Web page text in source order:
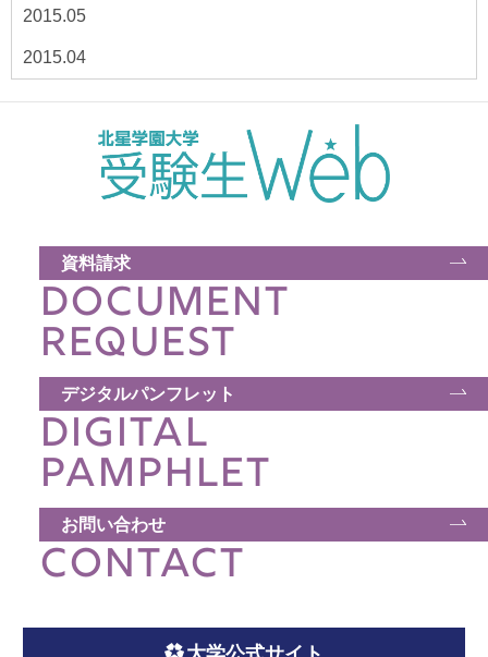
2015.05
2015.04
資料請求
DOCUMENT
REQUEST
デジタルパンフレット
DIGITAL
PAMPHLET
お問い合わせ
CONTACT